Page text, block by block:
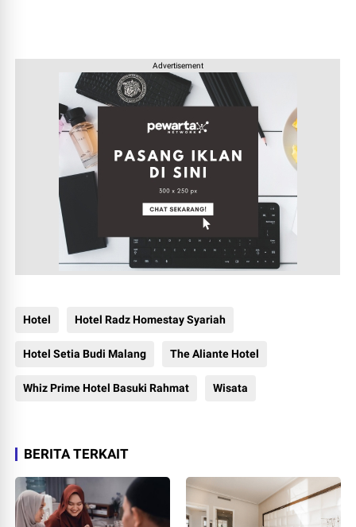
Advertisement
Hotel Hotel Radz Homestay Syariah
Hotel Setia Budi Malang The Aliante Hotel
Whiz Prime Hotel Basuki Rahmat Wisata
BERITA TERKAIT